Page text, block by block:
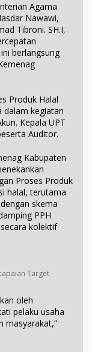
Agama
Nawawi,
Tibroni. SH.I,
berlangsung
Produk Halal
dalam kegiatan
Kepala UPT
Auditor.
Kabupaten
Proses Produk
halal, terutama
skema
PPH
kolektif
Target
oleh
pelaku usaha
masyarakat,”